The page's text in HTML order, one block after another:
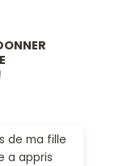
de ma fille
a appris